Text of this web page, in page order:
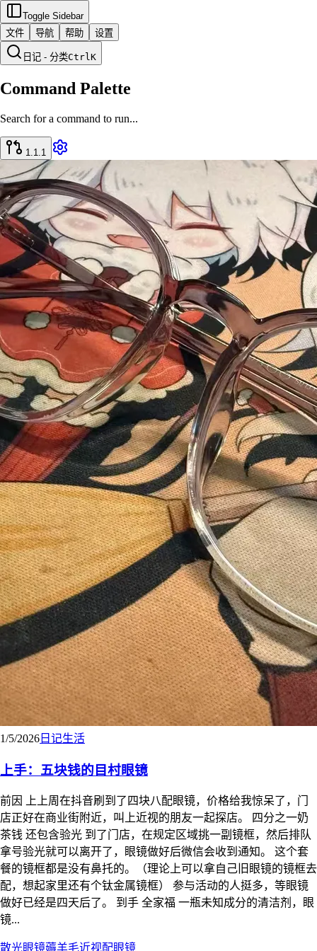
Toggle Sidebar
文件
导航 帮助 设置
日记 - 分类CtrlK
Command Palette
Search for a command to run...
1.1.1
1/5/2026 日记生活
上手：五块钱的目村眼镜
前因 上上周在抖音刷到了四块八配眼镜，价格给我惊呆了，门
店正好在商业街附近，叫上近视的朋友一起探店。 四分之一奶
茶钱 还包含验光 到了门店，在规定区域挑一副镜框，然后排队
拿号验光就可以离开了，眼镜做好后微信会收到通知。 这个套
餐的镜框都是没有鼻托的。（理论上可以拿自己旧眼镜的镜框去
配，想起家里还有个钛金属镜框） 参与活动的人挺多，等眼镜
做好已经是四天后了。 到手 全家福 一瓶未知成分的清洁剂，眼
镜...
散光眼镜薅羊毛近视配眼镜